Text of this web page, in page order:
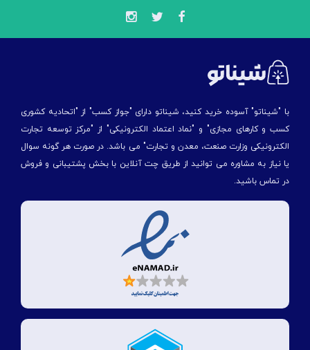
با "شیناتو" آسوده خرید کنید، شیناتو دارای "جواز کسب" از "اتحادیه کشوری
کسب و کارهای مجازی" و "نماد اعتماد الکترونیکی" از "مركز توسعه تجارت
الكترونیكی وزارت صنعت، معدن و تجارت" می باشد. در صورت هر گونه سوال
یا نیاز به مشاوره می توانید از طریق چت آنلاین با بخش پشتیبانی و فروش
در تماس باشید.